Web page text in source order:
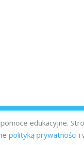
edukacyjne.
polityką prywatności i